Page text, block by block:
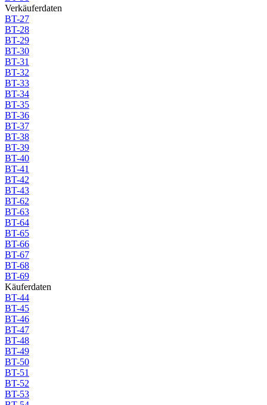
Verkäuferdaten
BT-27
BT-28
BT-29
BT-30
BT-31
BT-32
BT-33
BT-34
BT-35
BT-36
BT-37
BT-38
BT-39
BT-40
BT-41
BT-42
BT-43
BT-62
BT-63
BT-64
BT-65
BT-66
BT-67
BT-68
BT-69
Käuferdaten
BT-44
BT-45
BT-46
BT-47
BT-48
BT-49
BT-50
BT-51
BT-52
BT-53